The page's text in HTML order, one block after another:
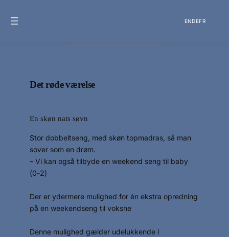
ENDEFR
Det røde værelse
En skøn nats søvn
Stor dobbeltseng, med skøn topmadras, så man
sover som en drøm.
– Vi kan også tilbyde en weekend seng til baby
(0-2)
Der er ydermere mulighed for én ekstra opredning
på en weekendseng til voksne
Denne mulighed gælder udelukkende i